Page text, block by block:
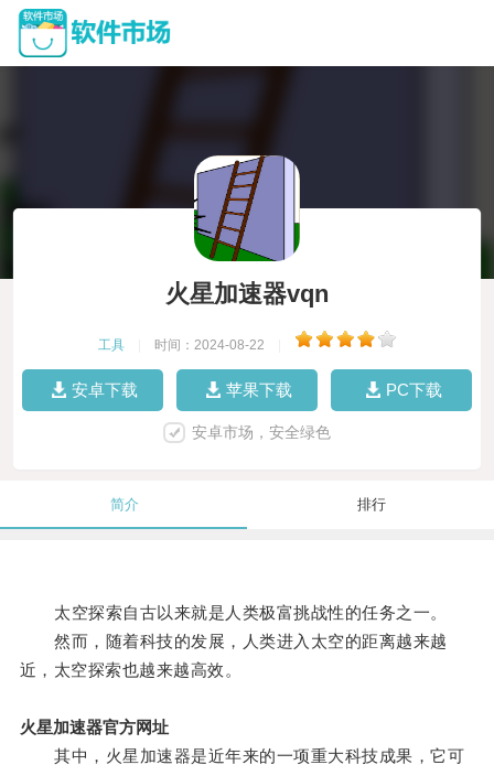
火星加速器vqn
工具 时间：2024-08-22
安卓下载 苹果下载 PC下载
安卓市场，安全绿色
简介 排行
太空探索自古以来就是人类极富挑战性的任务之一。
然而，随着科技的发展，人类进入太空的距离越来越
近，太空探索也越来越高效。
火星加速器官方网址
其中，火星加速器是近年来的一项重大科技成果，它可